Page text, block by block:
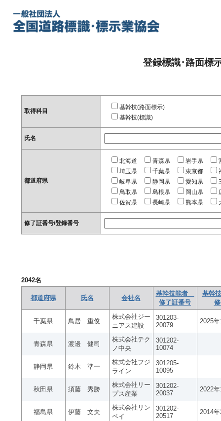
登録標識･路面標
取得科目
基幹技(路面標示)
基幹技(標識)
氏名
都道府県
北海道 青森県 岩手県
埼玉県
千葉県 東京都
岐阜県
静岡県 愛知県
鳥取県
島根県 岡山県
佐賀県
長崎県 熊本県
修了証番号/登録番号
2042名
都道府県 氏名 会社名
基幹技能者
修了証番号
基幹
千葉県 鳥居 重俊
株式会社ジー
ニアス建設
301203-
20079
2025
青森県 渡邊 健司
株式会社テク
ノ中央
301202-
10074
静岡県 鈴木 準一
株式会社フジ
ライン
301205-
10095
秋田県 須藤 秀勝
株式会社リー
プス産業
301202-
20037
2022
福島県 伊藤 文夫
株式会社リン
ペイ
301202-
20517
2014